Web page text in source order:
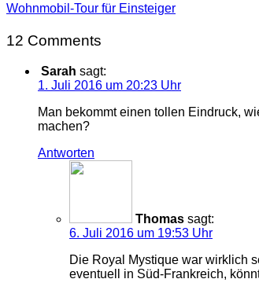
Wohnmobil-Tour für Einsteiger
12 Comments
Sarah sagt:
1. Juli 2016 um 20:23 Uhr
Man bekommt einen tollen Eindruck,
machen?
Antworten
Thomas sagt:
6. Juli 2016 um 19:53 Uhr
Die Royal Mystique war wirklich
eventuell in Süd-Frankreich,